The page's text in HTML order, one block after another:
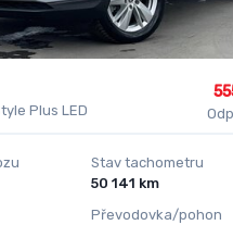
Plus LED
Stav tachometru
50 141 km
Převodovka/pohon